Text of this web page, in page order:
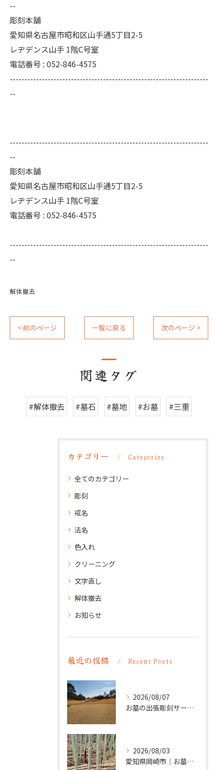
--
彫刻本舗
愛知県名古屋市昭和区山手通5丁目2-5
レヂデンス山手 1階C号室
電話番号 : 052-846-4575
--------------------------------------------------------------------
--
--------------------------------------------------------------------
--
彫刻本舗
愛知県名古屋市昭和区山手通5丁目2-5
レヂデンス山手 1階C号室
電話番号 : 052-846-4575
--------------------------------------------------------------------
--
解体撤去
< 前のページ 一覧に戻る 次のページ >
関連タグ
#解体撤去 #墓石 #墓地 #お墓 #三重
カテゴリー Categories
全てのカテゴリー
彫刻
戒名
法名
色入れ
クリーニング
文字直し
解体撤去
お知らせ
最近の投稿 Recent Posts
2026/08/07
お墓の出張彫刻サービス【彫刻本舗】愛知県清須市
2026/08/03
愛知県岡崎市｜お墓の追加彫り施工例 ｜彫刻本舗